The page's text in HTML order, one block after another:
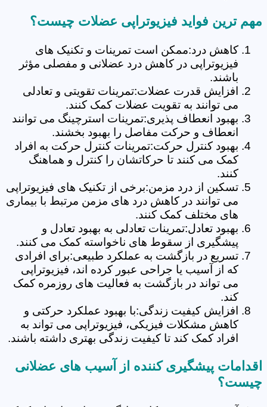
مهم ترین فواید فیزیوتراپی عضلات چیست؟
کاهش درد:ممکن است تمرینات و تکنیک های
فیزیوتراپی در کاهش درد عضلانی و مفصلی مؤثر
باشند.
افزایش قدرت عضلات:تمرینات تقویتی و تعادلی
می توانند به تقویت عضلات کمک کنند.
بهبود انعطاف پذیری:تمرینات استرچینگ می توانند
انعطاف و حرکت مفاصل را بهبود بخشند.
بهبود کنترل حرکت:تمرینات کنترل حرکت به افراد
کمک می کنند تا حرکاتشان را کنترل و هماهنگ
کنند.
تسکین از درد مزمن:برخی از تکنیک های فیزیوتراپی
می توانند در کاهش درد های مزمن مرتبط با بیماری
های مختلف کمک کنند.
بهبود تعادل:تمرینات تعادلی به بهبود تعادل و
پیشگیری از سقوط های ناخواسته کمک می کنند.
تسریع در بازگشت به عملکرد طبیعی:برای افرادی
که از آسیب یا جراحی عبور کرده اند، فیزیوتراپی
می تواند در بازگشت به فعالیت های روزمره کمک
کند.
افزایش کیفیت زندگی:با بهبود عملکرد حرکتی و
کاهش مشکلات فیزیکی، فیزیوتراپی می تواند به
افراد کمک کند تا کیفیت زندگی بهتری داشته باشند.
اقدامات پیشگیری کننده از آسیب های عضلانی
چیست؟